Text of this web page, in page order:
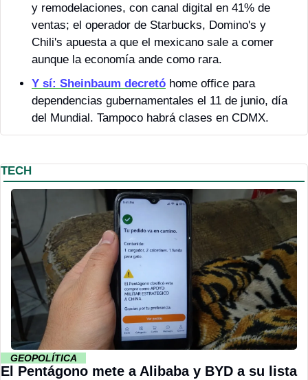
y remodelaciones, con canal digital en 41% de
ventas; el operador de Starbucks, Domino's y
Chili's apuesta a que el mexicano sale a comer
aunque la economía ande como rara.
Y sí: Sheinbaum decretó home office para
dependencias gubernamentales el 11 de junio, día
del Mundial. Tampoco habrá clases en CDMX.
TECH
GEOPOLÍTICA
El Pentágono mete a Alibaba y BYD a su lista